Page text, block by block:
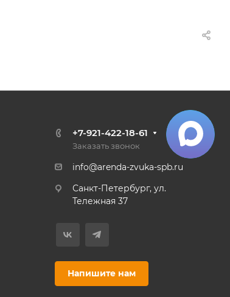
+7-921-422-18-61
Заказать звонок
info@arenda-zvuka-spb.ru
Санкт-Петербург, ул.
Тележная 37
Напишите нам